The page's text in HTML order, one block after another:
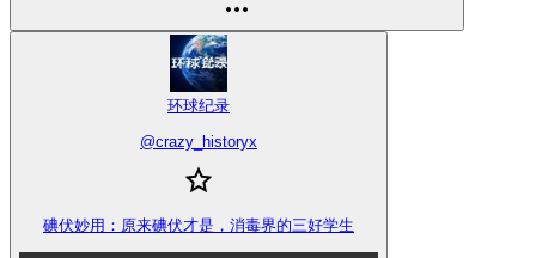
环球纪录
@crazy_historyx
碘伏妙用：原来碘伏才是，消毒界的三好学生